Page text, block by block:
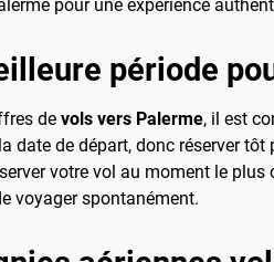
pour une expérience
période
de vols vers Palerme, il est
date de départ, donc réserver
votre vol au moment le
voyager spontanément.